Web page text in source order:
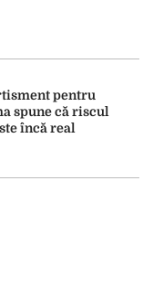
pentru
spune că riscul
încă real